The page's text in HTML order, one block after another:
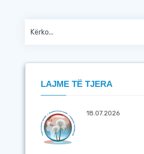
LAJME TË TJERA
18.07.2026